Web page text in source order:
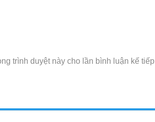
trình duyệt này cho lần bình luận kế tiếp